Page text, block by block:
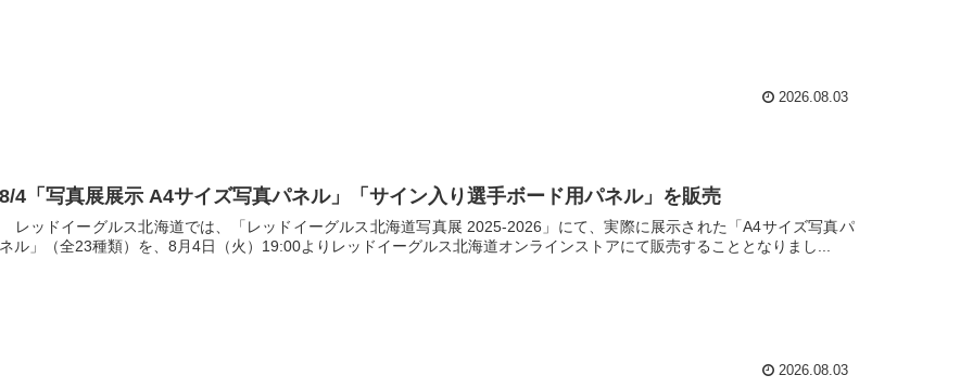
2026.08.03
8/4「写真展展示 A4サイズ写真パネル」「サイン入り選手ボード用パネル」を販売
レッドイーグルス北海道では、「レッドイーグルス北海道写真展 2025-2026」にて、実際に展示された「A4サイズ写真パ
ネル」（全23種類）を、8月4日（火）19:00よりレッドイーグルス北海道オンラインストアにて販売することとなりまし...
2026.08.03